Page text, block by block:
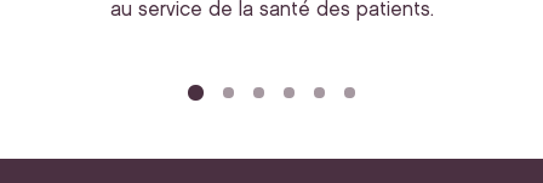
au service de la santé des patients.